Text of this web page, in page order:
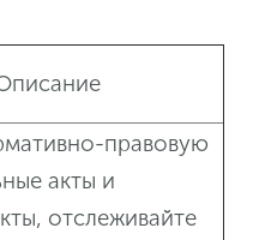
правовую
акты и
отслеживайте